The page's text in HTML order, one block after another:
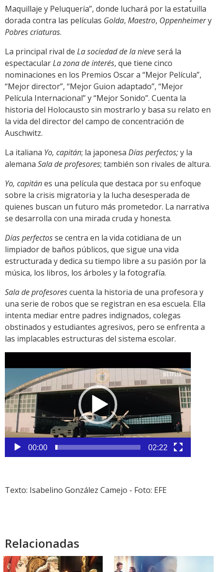
Maquillaje y Peluquería”, donde luchará por la estatuilla
dorada contra las películas Golda, Maestro, Oppenheimery
Pobres criaturas.
La principal rival de La sociedad de la nieveserá la
espectacularLa zona de interés, que tiene cinco
nominaciones en los Premios Oscar a “Mejor Película”,
“Mejor director”, “Mejor Guion adaptado”, “Mejor
Película Internacional” y “Mejor Sonido”. Cuenta la
historia del Holocausto sin mostrarlo y basa su relato en
la vida del director del campo de concentración de
Auschwitz.
La italiana Yo, capitán; la japonesa Días perfectos;y la
alemana Sala de profesores; también son rivales de altura.
Yo, capitánes una película que destaca por su enfoque
sobre la crisis migratoria y la lucha desesperada de
quienes buscan un futuro más prometedor. La narrativa
se desarrolla con una mirada cruda y honesta.
Días perfectosse centra en la vida cotidiana de un
limpiador de baños públicos, que sigue una vida
estructurada y dedica su tiempo libre a su pasión por la
música, los libros, los árboles y la fotografía.
Sala de profesorescuenta la historia de una profesora y
una serie de robos que se registran en esa escuela. Ella
intenta mediar entre padres indignados, colegas
obstinados y estudiantes agresivos, pero se enfrenta a
las implacables estructuras del sistema escolar.
de
vídeo
00:00 02:22
Texto: Isabelino González Camejo - Foto: EFE
Relacionadas